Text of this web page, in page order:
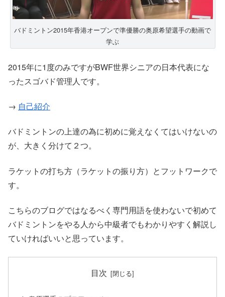
バドミントン2015年香港オープンで準優勝の奥原希望選手の動画で
学ぶ
2015年に1度のみですがBWF世界シニアの日本代表にな
ったスゴバド管理人です。
→ 自己紹介
バドミントンの上達の為に初めに覚えなくてはいけないの
が、大きく分けて２つ。
ラケットの打ち方（ラケットの振り方）とフットワークで
す。
こちらのブログではなるべく専門用語を使わないで初めて
バドミントンをやる人から中級者でもわかりやすく解説し
ていければいいと思っています。
目次